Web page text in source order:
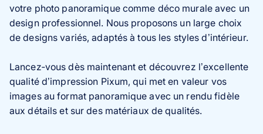
votre photo panoramique comme déco murale avec un
design professionnel. Nous proposons un large choix
de designs variés, adaptés à tous les styles d’intérieur.
Lancez‑vous dès maintenant et découvrez l’excellente
qualité d’impression Pixum, qui met en valeur vos
images au format panoramique avec un rendu fidèle
aux détails et sur des matériaux de qualités.